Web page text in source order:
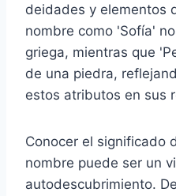
deidades y elementos
nombre como 'Sofía'
griega, mientras que
de una piedra,
estos atributos en sus
Conocer el significado
nombre puede ser un
autodescubrimiento.